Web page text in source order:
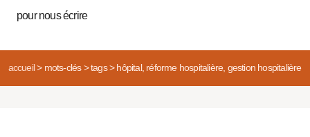
pour nous écrire
accueil> mots-clés> tags> hôpital, réforme hospitalière, gestion hospitalière